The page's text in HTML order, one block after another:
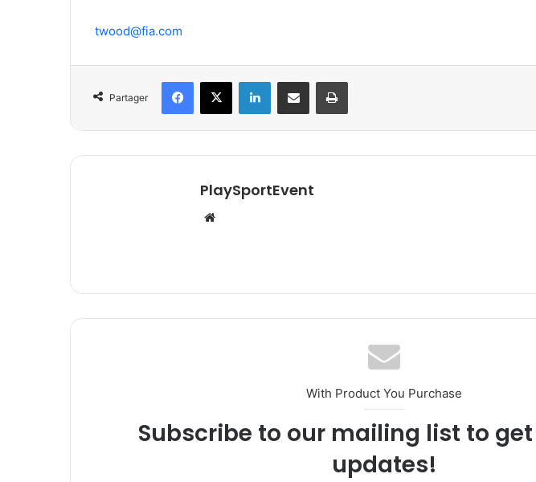
twood@fia.com
Partager
Facebook
X LinkedinPartager par email Imprimer
PlaySportEvent
With Product You Purchase
Subscribe to our mailing list to
updates!